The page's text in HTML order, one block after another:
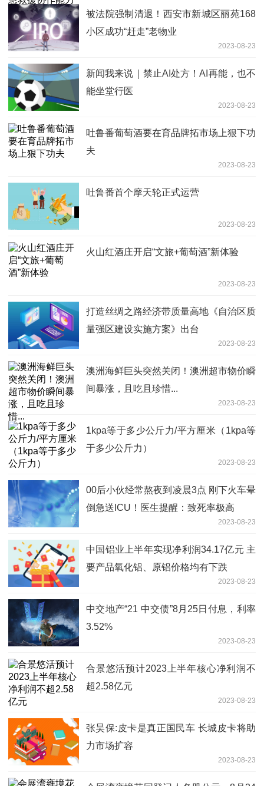
被法院强制清退！西安市新城区丽苑168
小区成功“赶走”老物业
2023-08-23
新闻我来说｜禁止AI处方！AI再能，也不
能坐堂行医
2023-08-23
吐鲁番葡萄酒要在育品牌拓市场上狠下功
夫
2023-08-23
吐鲁番首个摩天轮正式运营
2023-08-23
火山红酒庄开启“文旅+葡萄酒”新体验
2023-08-23
打造丝绸之路经济带质量高地《自治区质
量强区建设实施方案》出台
2023-08-23
澳洲海鲜巨头突然关闭！澳洲超市物价瞬
间暴涨，且吃且珍惜...
2023-08-23
1kpa等于多少公斤力/平方厘米（1kpa等
于多少公斤力）
2023-08-23
00后小伙经常熬夜到凌晨3点 刚下火车晕
倒急送ICU！医生提醒：致死率极高
2023-08-23
中国铝业上半年实现净利润34.17亿元 主
要产品氧化铝、原铝价格均有下跌
2023-08-23
中交地产“21 中交债”8月25日付息，利率
3.52%
2023-08-23
合景悠活预计2023上半年核心净利润不
超2.58亿元
2023-08-23
张昊保:皮卡是真正国民车 长城皮卡将助
力市场扩容
2023-08-23